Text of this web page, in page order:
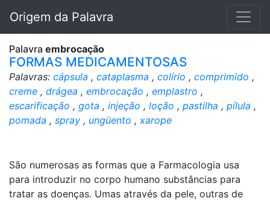
Origem da Palavra
Palavra embrocação
FORMAS MEDICAMENTOSAS
Palavras: cápsula , cataplasma , colírio , comprimido ,
creme , drágea , embrocação , emplastro ,
escarificação , gota , injeção , loção , pastilha , pílula ,
pomada , spray , ungüento , xarope
São numerosas as formas que a Farmacologia usa
para introduzir no corpo humano substâncias para
tratar as doenças. Umas através da pele, outras de